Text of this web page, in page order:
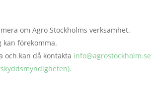
om Agro Stockholms verksamhet.
förekomma.
kan då kontakta info@agrostockholm.se